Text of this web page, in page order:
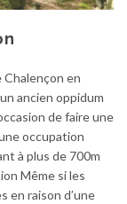
Chalençon en
ancien oppidum
de faire une
occupation
à plus de 700m
Même si les
en raison d’une